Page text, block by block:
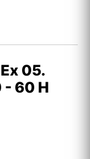
05.
- 60 H